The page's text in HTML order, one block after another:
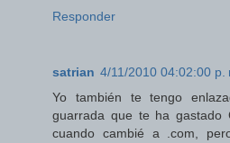
Responder
satrian 4/11/2010 04:02:00 p.
Yo también te tengo
guarrada que te ha
cuando cambié a .com,